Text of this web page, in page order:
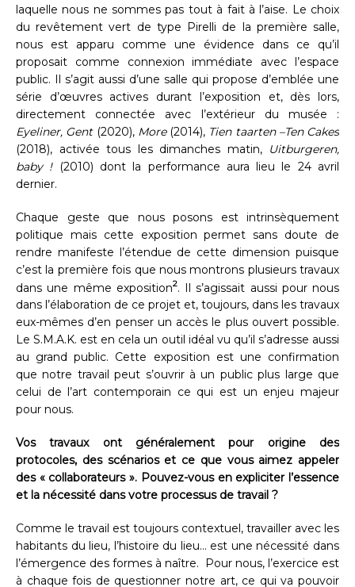
laquelle nous ne sommes pas tout à fait à l’aise. Le choix
du revêtement vert de type Pirelli de la première salle,
nous est apparu comme une évidence dans ce qu’il
proposait comme connexion immédiate avec l’espace
public. Il s’agit aussi d’une salle qui propose d’emblée une
série d’œuvres actives durant l’exposition et, dès lors,
directement connectée avec l’extérieur du musée :
Eyeliner, Gent(2020), More (2014), Tien taarten –Ten Cakes
(2018), activée tous les dimanches matin, Uitburgeren,
baby !(2010) dont la performance aura lieu le 24 avril
dernier.
Chaque geste que nous posons est intrinsèquement
politique mais cette exposition permet sans doute de
rendre manifeste l’étendue de cette dimension puisque
c’est la première fois que nous montrons plusieurs travaux
dans une même exposition2. Il s’agissait aussi pour nous
dans l’élaboration de ce projet et, toujours, dans les travaux
eux-mêmes d’en penser un accès le plus ouvert possible.
Le S.M.A.K. est en cela un outil idéal vu qu’il s’adresse aussi
au grand public. Cette exposition est une confirmation
que notre travail peut s’ouvrir à un public plus large que
celui de l’art contemporain ce qui est un enjeu majeur
pour nous.
Vos travaux ont généralement pour origine des
protocoles, des scénarios et ce que vous aimez appeler
des « collaborateurs ». Pouvez-vous en expliciter l’essence
et la nécessité dans votre processus de travail ?
Comme le travail est toujours contextuel, travailler avec les
habitants du lieu, l’histoire du lieu… est une nécessité dans
l’émergence des formes à naître. Pour nous, l’exercice est
à chaque fois de questionner notre art, ce qui va pouvoir